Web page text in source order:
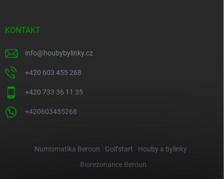
KONTAKT
info@houbybylinky.cz
+420 603 455 268
+420 733 36 11 35
+420603455268
Numismatika Beroun Golfstart
Houby a bylinky
Biorezonance Beroun